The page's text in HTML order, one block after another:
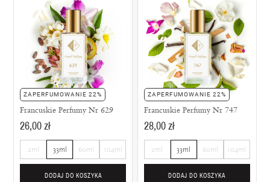
ZAPERFUMOWANIE 22%
Francuskie Perfumy Nr 629
26,00 zł
2ml 33ml 60ml 104ml
DODAJ DO KOSZYKA
ZAPERFUMOWANIE 22%
Francuskie Perfumy Nr 747
28,00 zł
2ml 33ml 60ml 104ml
DODAJ DO KOSZYKA